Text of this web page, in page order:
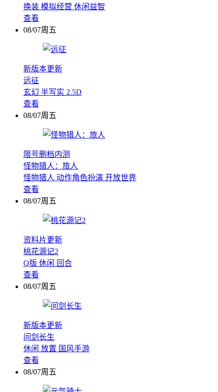
换装 模拟经营 休闲益智
查看
08/07周五
新版本更新
远征
玄幻 半写实 2.5D
查看
08/07周五
限号删档内测
怪物猎人：旅人
怪物猎人 动作角色扮演 开放世界
查看
08/07周五
资料片更新
桃花源记2
Q版 休闲 回合
查看
08/07周五
新版本更新
问剑长生
休闲 放置 国风手游
查看
08/07周五